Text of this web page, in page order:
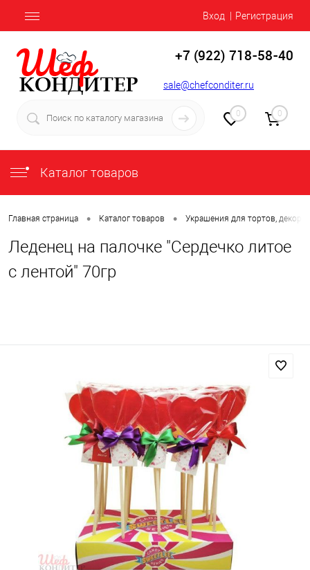
Вход Регистрация
+7 (922) 718-58-40
sale@chefconditer.ru
0 0
Каталог товаров
Главная страница • Каталог товаров • Украшения для тортов, декор
Леденец на палочке "Сердечко литое
с лентой" 70гр